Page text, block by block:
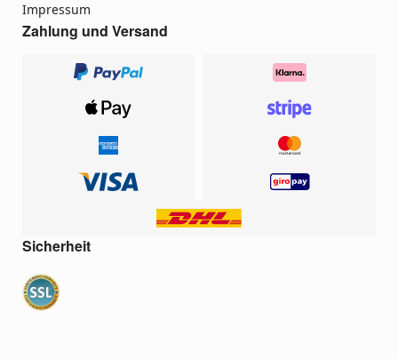
Impressum
Zahlung und Versand
Sicherheit